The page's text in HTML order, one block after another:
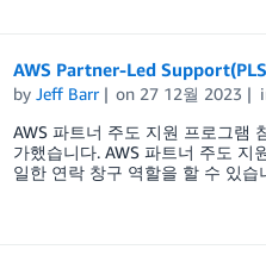
AWS Partner-Led
by Jeff Barr on 27 12월 2023
AWS 파트너 주도 지원 프로그램
가했습니다. AWS 파트너 주도 지
일한 연락 창구 역할을 할 수 있